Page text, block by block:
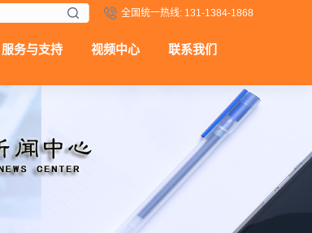
全国统一热线: 131-1384-1868
服务与支持 视频中心 联系我们